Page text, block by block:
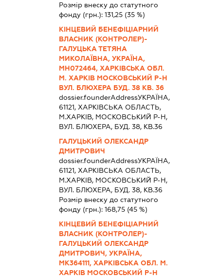
Розмір внеску до статутного
фонду (грн.): 131,25(35 %)
КІНЦЕВИЙ БЕНЕФІЦІАРНИЙ
ВЛАСНИК (КОНТРОЛЕР)-
ГАЛУЦЬКА ТЕТЯНА
МИКОЛАЇВНА, УКРАЇНА,
МН072464, ХАРКІВСЬКА ОБЛ.
М. ХАРКІВ МОСКОВСЬКИЙ Р-Н
ВУЛ. БЛЮХЕРА БУД. 38 КВ. 36
dossier.founderAddressУКРАЇНА,
61121, ХАРКIВСЬКА ОБЛАСТЬ,
М.ХАРКІВ, МОСКОВСЬКИЙ Р-Н,
ВУЛ. БЛЮХЕРА, БУД. 38, КВ.36
ГАЛУЦЬКИЙ ОЛЕКСАНДР
ДМИТРОВИЧ
dossier.founderAddressУКРАЇНА,
61121, ХАРКIВСЬКА ОБЛАСТЬ,
М.ХАРКІВ, МОСКОВСЬКИЙ Р-Н,
ВУЛ. БЛЮХЕРА, БУД. 38, КВ.36
Розмір внеску до статутного
фонду (грн.): 168,75(45 %)
КІНЦЕВИЙ БЕНЕФІЦІАРНИЙ
ВЛАСНИК (КОНТРОЛЕР)-
ГАЛУЦЬКИЙ ОЛЕКСАНДР
ДМИТРОВИЧ, УКРАЇНА,
МК364111, ХАРКІВСЬКА ОБЛ. М.
ХАРКІВ МОСКОВСЬКИЙ Р-Н